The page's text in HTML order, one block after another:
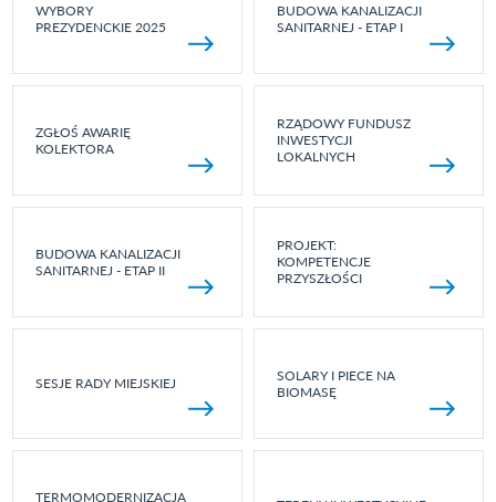
WYBORY
PREZYDENCKIE 2025
BUDOWA KANALIZACJI
SANITARNEJ - ETAP I
ZGŁOŚ AWARIĘ
KOLEKTORA
RZĄDOWY FUNDUSZ
INWESTYCJI
LOKALNYCH
BUDOWA KANALIZACJI
SANITARNEJ - ETAP II
PROJEKT:
KOMPETENCJE
PRZYSZŁOŚCI
SESJE RADY MIEJSKIEJ
SOLARY I PIECE NA
BIOMASĘ
TERMOMODERNIZACJA